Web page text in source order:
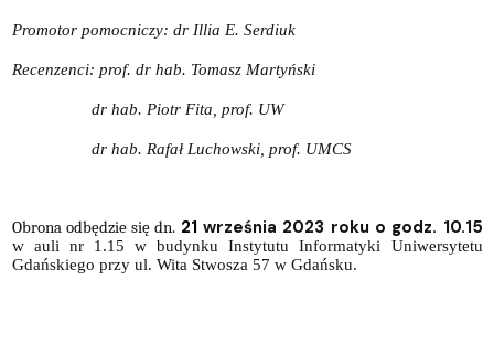
Promotor pomocniczy: dr Illia E. Serdiuk
Recenzenci: prof. dr hab. Tomasz Martyński
dr hab. Piotr Fita, prof. UW
dr hab. Rafał Luchowski, prof. UMCS
Obrona odbędzie się dn. 21 września 2023 roku o godz. 10.15
w auli nr 1.15 w budynku Instytutu Informatyki Uniwersytetu
Gdańskiego przy ul. Wita Stwosza 57 w Gdańsku.